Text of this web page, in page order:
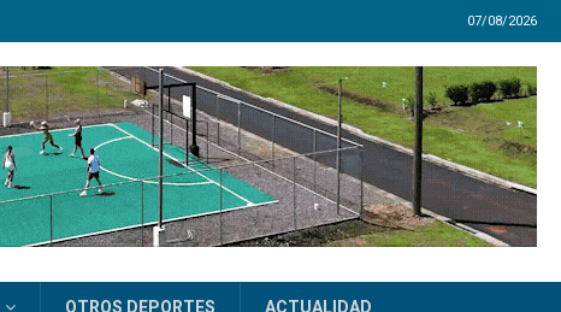
07/08/2026
OTROS DEPORTES ACTUALIDAD